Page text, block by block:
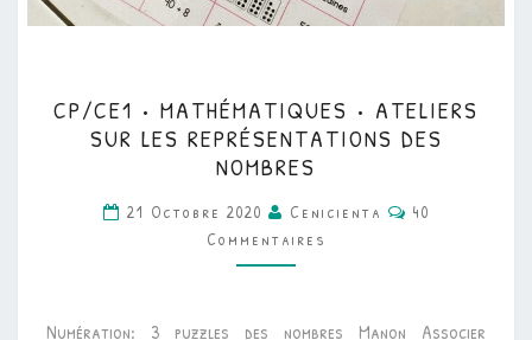
•
MATHÉMATIQUES
ATELIERS
SUR
CP/CE1 • MATHÉMATIQUES • ATELIERS
SUR LES REPRÉSENTATIONS DES
NOMBRES
21 Octobre 2020 Cenicienta Commentaires
40
Commentaires
Numération: 3 puzzles des nombres Manon Associer